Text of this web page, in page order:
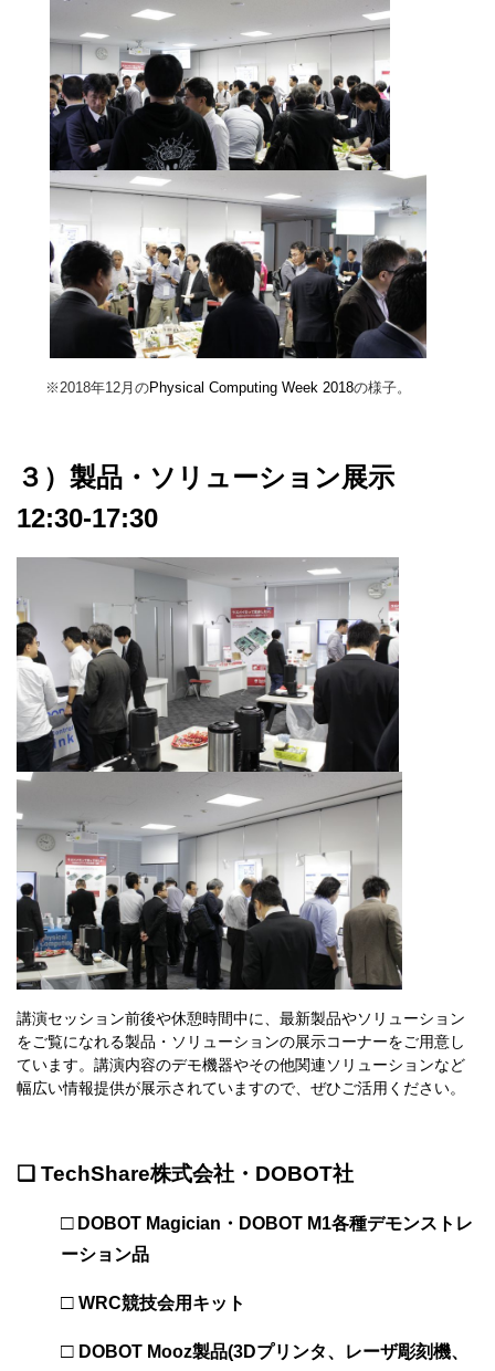
※2018年12月のPhysical Computing Week 2018の様子。
３）製品・ソリューション展示
12:30-17:30
講演セッション前後や休憩時間中に、 最新製品やソリューション
をご覧になれる製品・ソリューションの展示コーナーをご用意し
ています。講演内容のデモ機器やその他関連ソリューションなど
幅広い情報提供が展示されていますので、ぜひご活用ください。
❑ TechShare株式会社・DOBOT社
□DOBOT Magician・DOBOT M1各種デモンストレ
ーション品
□ WRC競技会用キット
□ DOBOT Mooz製品(3Dプリンタ、レーザ彫刻機、